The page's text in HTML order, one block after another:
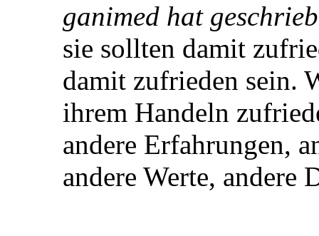
ganimed hat
sie sollten damit
damit zufrieden sein.
ihrem Handeln
andere Erfahrungen,
andere Werte, andere